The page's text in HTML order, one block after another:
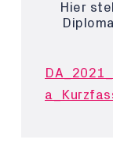
Hier